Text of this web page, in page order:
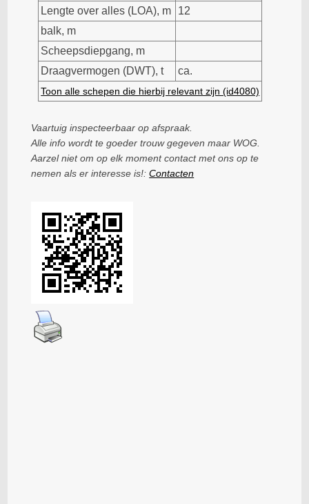
Lengte over alles (LOA), m
12
balk, m
Scheepsdiepgang, m
Draagvermogen (DWT), t
ca.
Toon alle schepen die hierbij relevant zijn (id4080)
Vaartuig inspecteerbaar op afspraak.
Alle info wordt te goeder trouw gegeven maar WOG.
Aarzel niet om op elk moment contact met ons op te
nemen als er interesse is!:Contacten